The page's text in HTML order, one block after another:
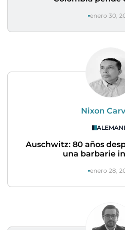
enero 30,
Nixon
Auschwitz: 80 años
una barbarie
enero 28,